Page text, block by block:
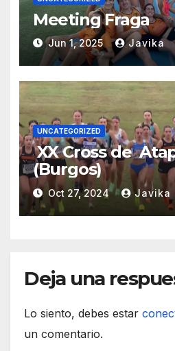
Meeting Fraga
Jun 1, 2025 Javika
UNCATEGORIZED
XX Cross de
(Burgos)
Oct 27, 2024 Javika
Deja una
Lo siento, debes estar
un comentario.